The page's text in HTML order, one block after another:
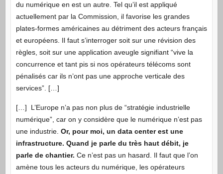
du numérique en est un autre. Tel qu’il est appliqué
actuellement par la Commission, il favorise les grandes
plates-formes américaines au détriment des acteurs français
et européens. Il faut s’interroger soit sur une révision des
règles, soit sur une application aveugle signifiant “vive la
concurrence et tant pis si nos opérateurs télécoms sont
pénalisés car ils n’ont pas une approche verticale des
services”. […]
[…] L’Europe n’a pas non plus de “stratégie industrielle
numérique”, car on y considère que le numérique n’est pas
une industrie. Or, pour moi, un data center est une
infrastructure. Quand je parle du très haut débit, je
parle de chantier. Ce n’est pas un hasard. Il faut que l’on
amène tous les acteurs du numérique, les opérateurs